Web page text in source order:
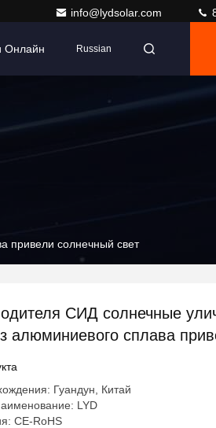
info@lydsolar.com
Онлайн Russian
сплава привели солнечный свет
солнечные уличные
алюминиевого сплава
Гуандун, Китай
LYD
CE-RoHS